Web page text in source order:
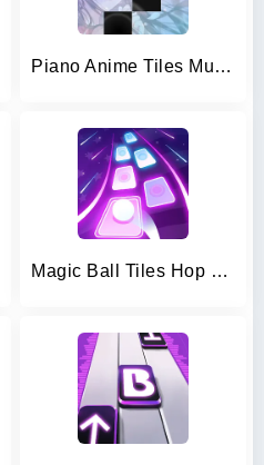
Piano Anime Tiles Music
Magic Ball Tiles Hop Music Run